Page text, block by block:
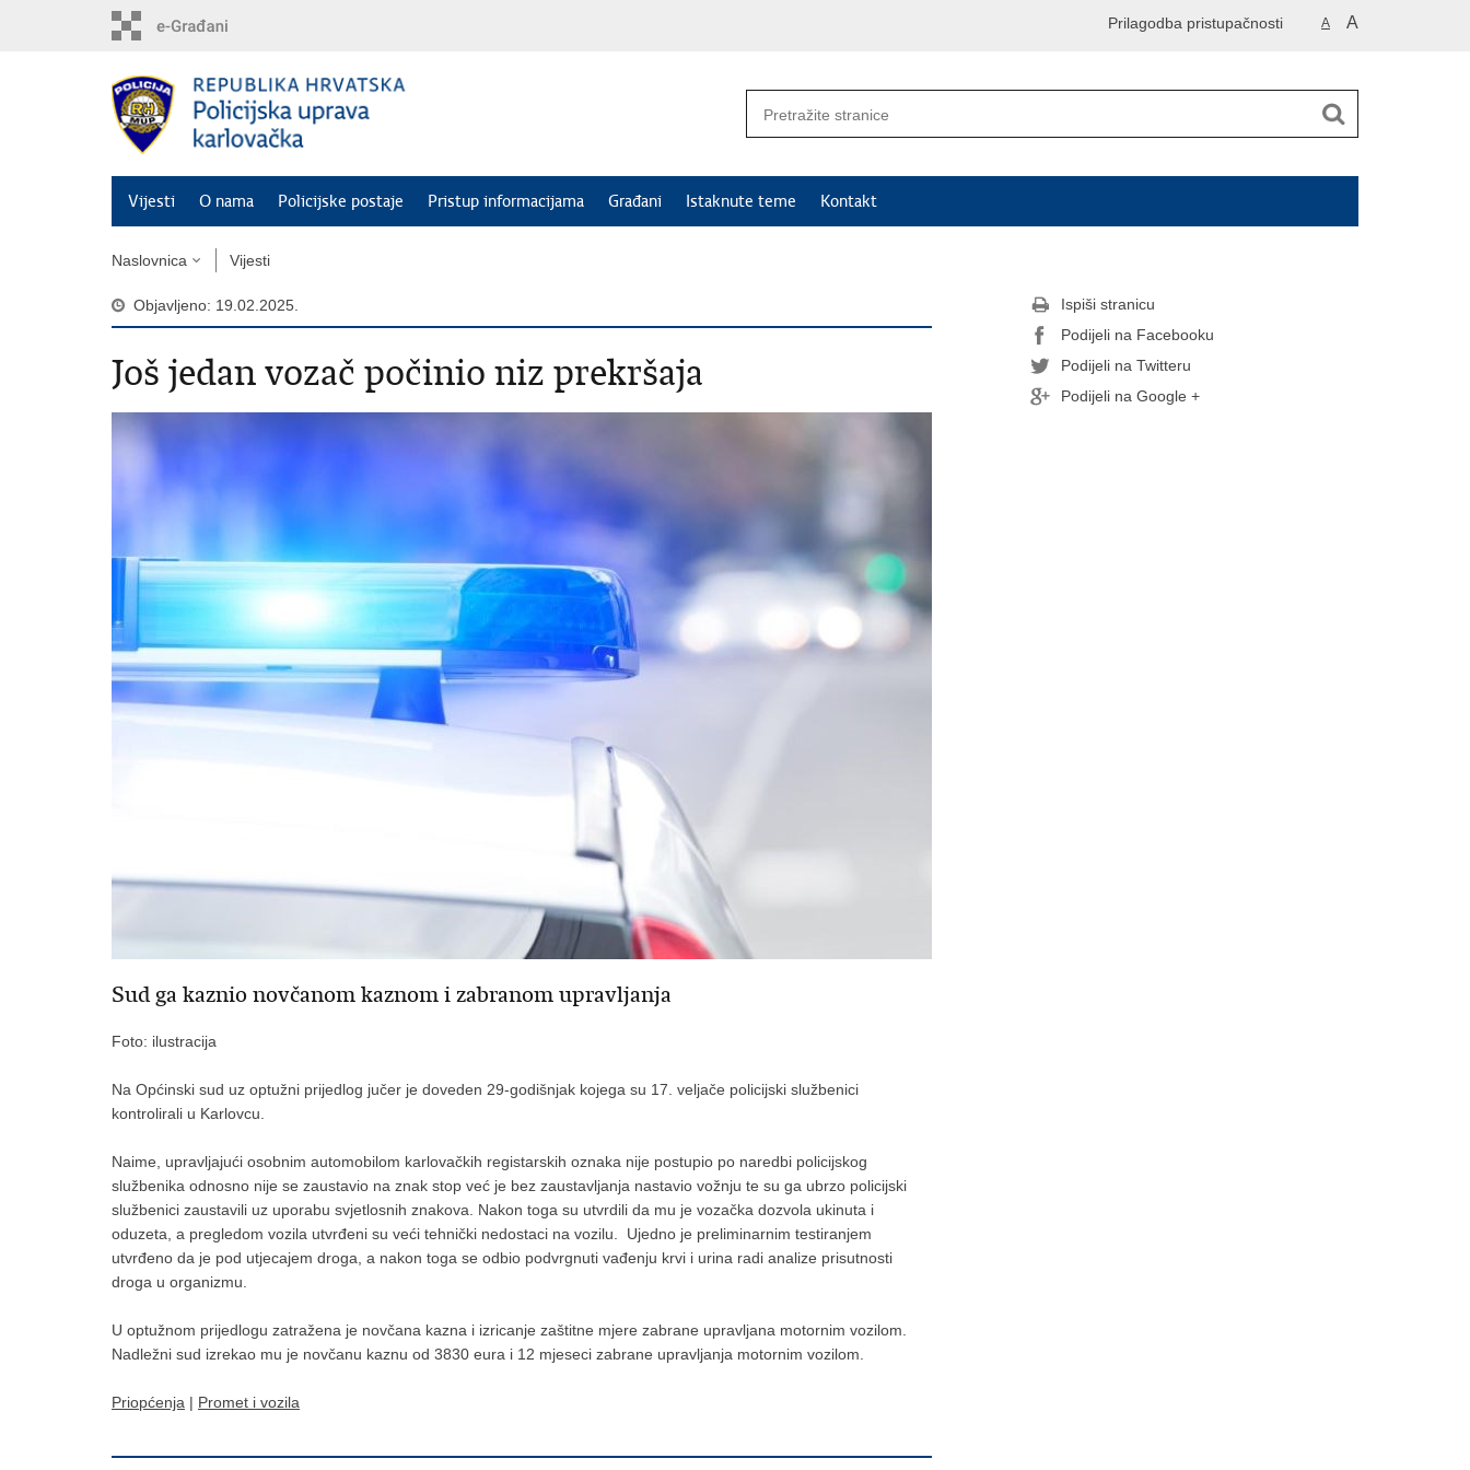
A A
Prilagodba pristupačnosti
Vijesti O nama Policijske postaje Pristup informacijama Građani Istaknute teme Kontakt
Naslovnica Vijesti
Objavljeno: 19.02.2025.
Još jedan vozač počinio niz prekršaja
Sud ga kaznio novčanom kaznom i zabranom upravljanja
Foto: ilustracija
Na Općinski sud uz optužni prijedlog jučer je doveden 29-godišnjak kojega su 17. veljače policijski službenici
kontrolirali u Karlovcu.
Naime, upravljajući osobnim automobilom karlovačkih registarskih oznaka nije postupio po naredbi policijskog
službenika odnosno nije se zaustavio na znak stop već je bez zaustavljanja nastavio vožnju te su ga ubrzo policijski
službenici zaustavili uz uporabu svjetlosnih znakova. Nakon toga su utvrdili da mu je vozačka dozvola ukinuta i
oduzeta, a pregledom vozila utvrđeni su veći tehnički nedostaci na vozilu. Ujedno je preliminarnim testiranjem
utvrđeno da je pod utjecajem droga, a nakon toga se odbio podvrgnuti vađenju krvi i urina radi analize prisutnosti
droga u organizmu.
U optužnom prijedlogu zatražena je novčana kazna i izricanje zaštitne mjere zabrane upravljana motornim vozilom.
Nadležni sud izrekao mu je novčanu kaznu od 3830 eura i 12 mjeseci zabrane upravljanja motornim vozilom.
Priopćenja | Promet i vozila
Ispiši stranicu
Podijeli na Facebooku
Podijeli na Twitteru
Podijeli na Google +